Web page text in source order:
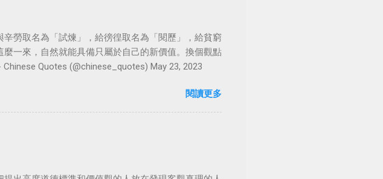
勞取名為「試煉」，給徬徨取名為「閱歷」，給貧窮
一來，自然就能具備只屬於自己的新價值。換個觀點
Quotes (@chinese_quotes) May 23, 2023
閱讀更多